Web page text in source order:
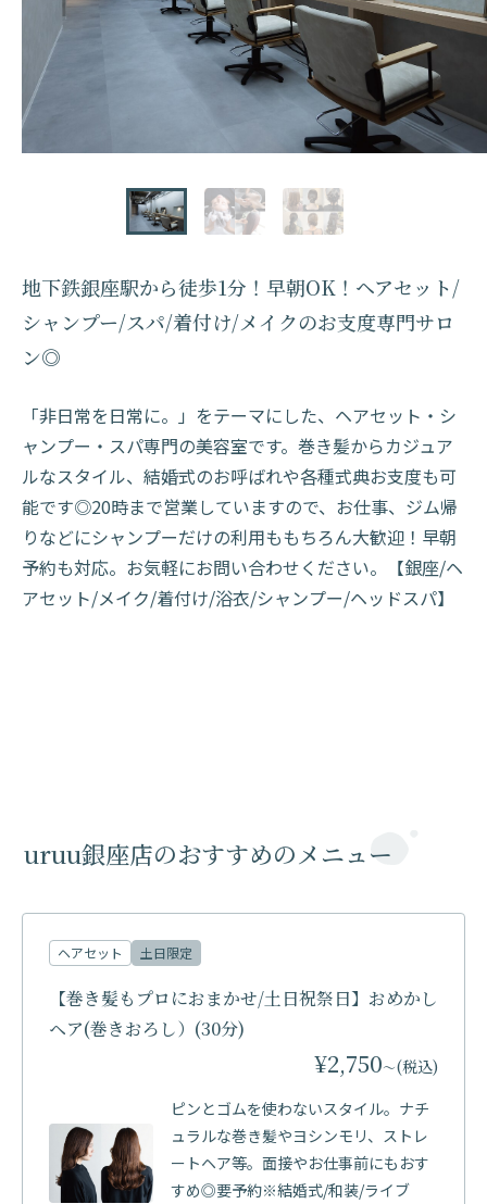
地下鉄銀座駅から徒歩1分！早朝OK！ヘアセット/
シャンプー/スパ/着付け/メイクのお支度専門サロ
ン◎
「非日常を日常に。」をテーマにした、ヘアセット・シ
ャンプー・スパ専門の美容室です。巻き髪からカジュア
ルなスタイル、結婚式のお呼ばれや各種式典お支度も可
能です◎20時まで営業していますので、お仕事、ジム帰
りなどにシャンプーだけの利用ももちろん大歓迎！早朝
予約も対応。お気軽にお問い合わせください。【銀座/ヘ
アセット/メイク/着付け/浴衣/シャンプー/ヘッドスパ】
uruu銀座店のおすすめのメニュー
ヘアセット 土日限定
【巻き髪もプロにおまかせ/土日祝祭日】おめかし
ヘア(巻きおろし）(30分)
¥2,750〜(税込)
ピンとゴムを使わないスタイル。ナチ
ュラルな巻き髪やヨシンモリ、ストレ
ートヘア等。面接やお仕事前にもおす
すめ◎要予約※結婚式/和装/ライブ